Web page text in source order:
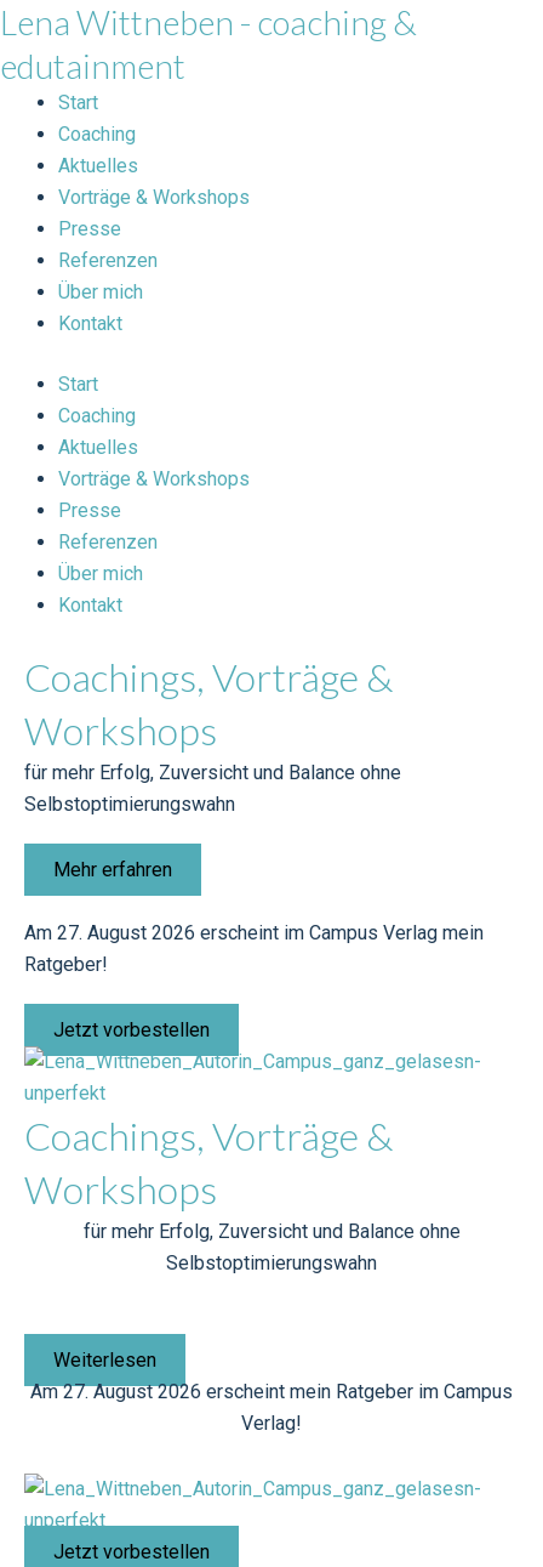
Zum
springen
Lena Wittneben - coaching &
edutainment
Start
Coaching
Aktuelles
Vorträge & Workshops
Presse
Referenzen
Über mich
Kontakt
Start
Coaching
Aktuelles
Vorträge & Workshops
Presse
Referenzen
Über mich
Kontakt
Coachings, Vorträge &
Workshops
für mehr Erfolg, Zuversicht und Balance ohne
Selbstoptimierungswahn
Mehr erfahren
Am 27. August 2026 erscheint im Campus Verlag mein
Ratgeber!
Jetzt vorbestellen
Coachings, Vorträge &
Workshops
für mehr Erfolg, Zuversicht und Balance ohne
Selbstoptimierungswahn
Weiterlesen
Am 27. August 2026 erscheint mein Ratgeber im Campus
Verlag!
Jetzt vorbestellen